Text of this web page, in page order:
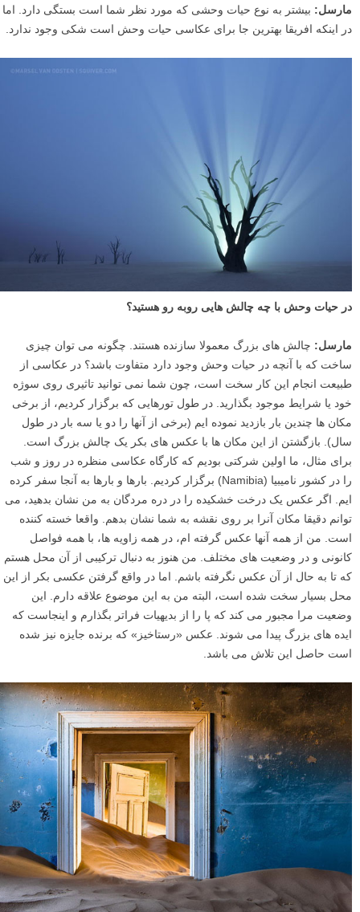
مارسل: بیشتر به نوع حیات وحشی که مورد نظر شما است بستگی دارد. اما
در اینکه افریقا بهترین جا برای عکاسی حیات وحش است شکی وجود ندارد.
در حیات وحش با چه چالش هایی روبه رو هستید؟
مارسل: چالش های بزرگ معمولا سازنده هستند. چگونه می توان چیزی
ساخت که با آنچه در حیات وحش وجود دارد متفاوت باشد؟ در عکاسی از
طبیعت انجام این کار سخت است، چون شما نمی توانید تاثیری روی سوژه
خود یا شرایط موجود بگذارید. در طول تورهایی که برگزار کردیم، از برخی
مکان ها چندین بار بازدید نموده ایم (برخی از آنها را دو یا سه بار در طول
سال). بازگشتن از این مکان ها با عکس های بکر یک چالش بزرگ است.
برای مثال، ما اولین شرکتی بودیم که کارگاه عکاسی منظره در روز و شب
را در کشور نامیبیا (Namibia) برگزار کردیم. بارها و بارها به آنجا سفر کرده
ایم. اگر عکس یک درخت خشکیده را در دره مردگان به من نشان بدهید، می
توانم دقیقا مکان آنرا بر روی نقشه به شما نشان بدهم. واقعا خسته کننده
است. من از همه آنها عکس گرفته ام، در همه زاویه ها، با همه فواصل
کانونی و در وضعیت های مختلف. من هنوز به دنبال ترکیبی از آن محل هستم
که تا به حال از آن عکس نگرفته باشم. اما در واقع گرفتن عکسی بکر از این
محل بسیار سخت شده است، البته من به این موضوع علاقه دارم. این
وضعیت مرا مجبور می کند که پا را از بدیهیات فراتر بگذارم و اینجاست که
ایده های بزرگ پیدا می شوند. عکس «رستاخیز» که برنده جایزه نیز شده
است حاصل این تلاش می باشد.